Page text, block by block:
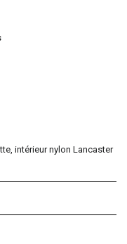
intérieur nylon Lancaster